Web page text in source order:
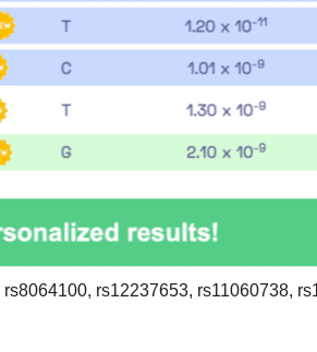
rs8064100, rs12237653, rs11060738,